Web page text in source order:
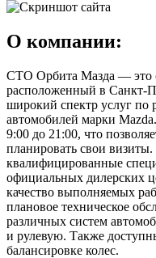
О компании:
СТО Орбита Мазда — это
расположенный в Санкт-
широкий спектр услуг
автомобилей марки
9:00 до 21:00, что
планировать свои
квалифицированные
официальных дилерских
качество выполняемых
плановое техническое
различных систем
и рулевую. Также
балансировке колес.